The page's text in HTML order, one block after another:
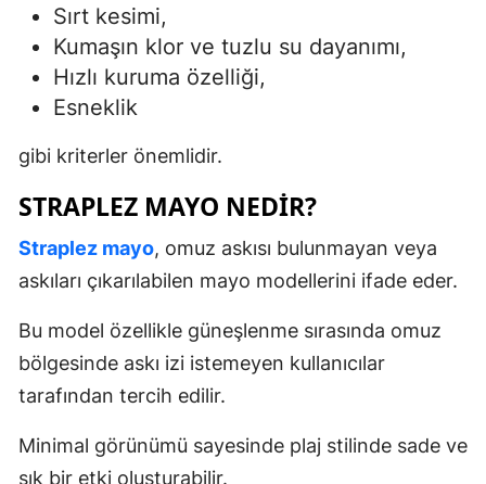
Sırt kesimi,
Kumaşın klor ve tuzlu su dayanımı,
Hızlı kuruma özelliği,
Esneklik
gibi kriterler önemlidir.
STRAPLEZ MAYO NEDIR?
Straplez mayo, omuz askısı bulunmayan veya
askıları çıkarılabilen mayo modellerini ifade eder.
Bu model özellikle güneşlenme sırasında omuz
bölgesinde askı izi istemeyen kullanıcılar
tarafından tercih edilir.
Minimal görünümü sayesinde plaj stilinde sade ve
şık bir etki oluşturabilir.